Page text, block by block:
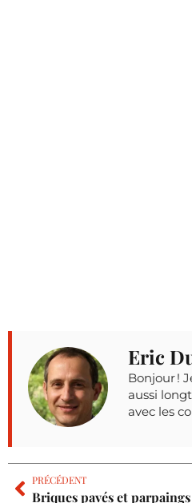
Eric
Bonjour !
aussi
avec les
PRÉCÉDENT